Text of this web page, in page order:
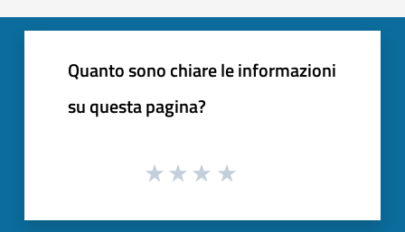
Quanto sono chiare le informazioni
su questa pagina?